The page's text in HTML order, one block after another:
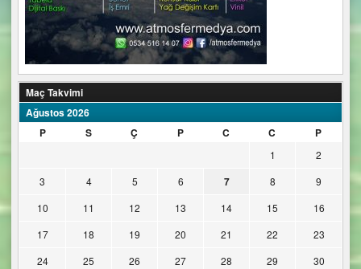
Maç Takvimi
Ağustos 2026
P
S Ç P C C P
1
2
3
4 5 6 7 8
9
10
11 12 13 14 15
16
17
18 19 20 21 22
23
24
25 26 27 28 29
30